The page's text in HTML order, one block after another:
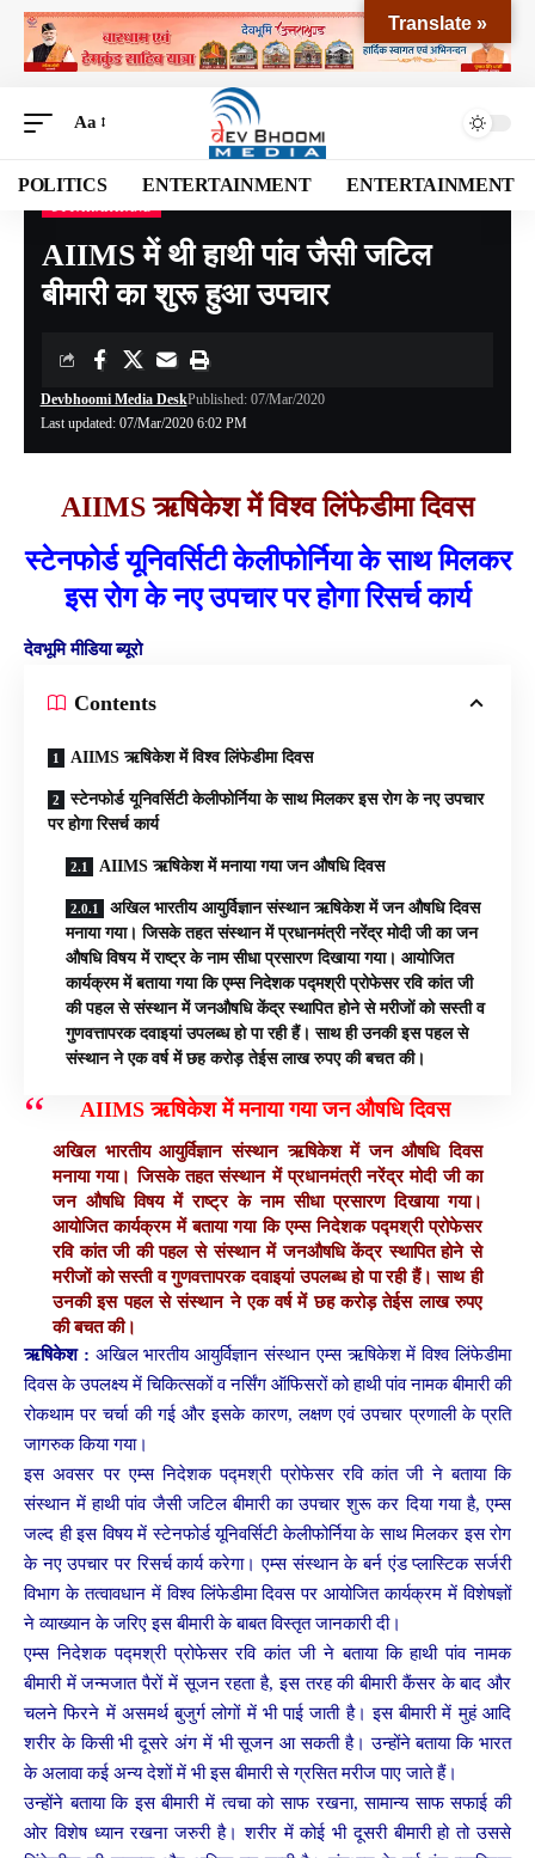
Aa
POLITICS ENTERTAINMENT ENTERTAINMENT
Devbhoomi Media> Blog> NATIONAL>UTTARAKHAND>AIIMS में थी हाथी पांव जैसी जटिल बीमारी का शुरू हुआ उपचार
AIIMS में थी हाथी पांव जैसी जटिल
बीमारी का शुरू हुआ उपचार
Last updated: 07/Mar/2020 6:02 PM
Devbhoomi Media DeskPublished: 07/Mar/2020
AIIMS ऋषिकेश में विश्व लिंफेडीमा दिवस
स्टेनफोर्ड यूनिवर्सिटी केलीफोर्निया के साथ मिलकर
इस रोग के नए उपचार पर होगा रिसर्च कार्य
देवभूमि मीडिया ब्यूरो
Contents
AIIMS ऋषिकेश में विश्व लिंफेडीमा दिवस
स्टेनफोर्ड यूनिवर्सिटी केलीफोर्निया के साथ मिलकर इस रोग के नए उपचार
पर होगा रिसर्च कार्य
AIIMS ऋषिकेश में मनाया गया जन औषधि दिवस
अखिल भारतीय आयुर्विज्ञान संस्थान ऋषिकेश में जन औषधि दिवस
मनाया गया। जिसके तहत संस्थान में प्रधानमंत्री नरेंद्र मोदी जी का जन
औषधि विषय में राष्ट्र के नाम सीधा प्रसारण दिखाया गया। आयोजित
कार्यक्रम में बताया गया कि एम्स निदेशक पद्मश्री प्रोफेसर रवि कांत जी
की पहल से संस्थान में जनऔषधि केंद्र स्थापित होने से मरीजों को सस्ती व
गुणवत्तापरक दवाइयां उपलब्ध हो पा रही हैं। साथ ही उनकी इस पहल से
संस्थान ने एक वर्ष में छह करोड़ तेईस लाख रुपए की बचत की।
AIIMS ऋषिकेश में मनाया गया जन औषधि दिवस
अखिल भारतीय आयुर्विज्ञान संस्थान ऋषिकेश में जन औषधि दिवस
मनाया गया। जिसके तहत संस्थान में प्रधानमंत्री नरेंद्र मोदी जी का
जन औषधि विषय में राष्ट्र के नाम सीधा प्रसारण दिखाया गया।
आयोजित कार्यक्रम में बताया गया कि एम्स निदेशक पद्मश्री प्रोफेसर
रवि कांत जी की पहल से संस्थान में जनऔषधि केंद्र स्थापित होने से
मरीजों को सस्ती व गुणवत्तापरक दवाइयां उपलब्ध हो पा रही हैं। साथ ही
उनकी इस पहल से संस्थान ने एक वर्ष में छह करोड़ तेईस लाख रुपए
की बचत की।
ऋषिकेश : अखिल भारतीय आयुर्विज्ञान संस्थान एम्स ऋषिकेश में विश्व लिंफेडीमा
दिवस के उपलक्ष्य में चिकित्सकों व नर्सिंग ऑफिसरों को हाथी पांव नामक बीमारी की
रोकथाम पर चर्चा की गई और इसके कारण, लक्षण एवं उपचार प्रणाली के प्रति
जागरुक किया गया।
इस अवसर पर एम्स निदेशक पद्मश्री प्रोफेसर रवि कांत जी ने बताया कि
संस्थान में हाथी पांव जैसी जटिल बीमारी का उपचार शुरू कर दिया गया है, एम्स
जल्द ही इस विषय में स्टेनफोर्ड यूनिवर्सिटी केलीफोर्निया के साथ मिलकर इस रोग
के नए उपचार पर रिसर्च कार्य करेगा। एम्स संस्थान के बर्न एंड प्लास्टिक सर्जरी
विभाग के तत्वावधान में विश्व लिंफेडीमा दिवस पर आयोजित कार्यक्रम में विशेषज्ञों
ने व्याख्यान के जरिए इस बीमारी के बाबत विस्तृत जानकारी दी।
एम्स निदेशक पद्मश्री प्रोफेसर रवि कांत जी ने बताया कि हाथी पांव नामक
बीमारी में जन्मजात पैरों में सूजन रहता है, इस तरह की बीमारी कैंसर के बाद और
चलने फिरने में असमर्थ बुजुर्ग लोगों में भी पाई जाती है। इस बीमारी में मुहं आदि
शरीर के किसी भी दूसरे अंग में भी सूजन आ सकती है। उन्होंने बताया कि भारत
के अलावा कई अन्य देशों में भी इस बीमारी से ग्रसित मरीज पाए जाते हैं।
उन्होंने बताया कि इस बीमारी में त्वचा को साफ रखना, सामान्य साफ सफाई की
ओर विशेष ध्यान रखना जरुरी है। शरीर में कोई भी दूसरी बीमारी हो तो उससे
Translate »